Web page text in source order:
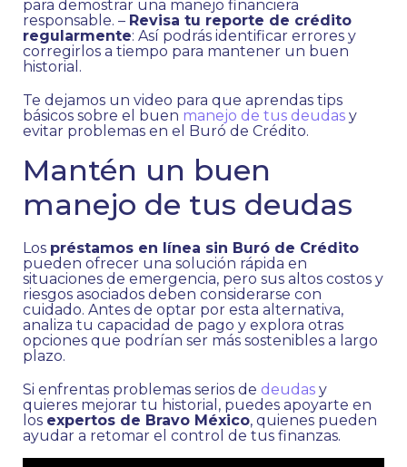
para demostrar una manejo financiera
responsable. – Revisa tu reporte de crédito
regularmente: Así podrás identificar errores y
corregirlos a tiempo para mantener un buen
historial.
Te dejamos un video para que aprendas tips
básicos sobre el buen manejo de tus deudas y
evitar problemas en el Buró de Crédito.
Mantén un buen
manejo de tus deudas
Los préstamos en línea sin Buró de Crédito
pueden ofrecer una solución rápida en
situaciones de emergencia, pero sus altos costos y
riesgos asociados deben considerarse con
cuidado. Antes de optar por esta alternativa,
analiza tu capacidad de pago y explora otras
opciones que podrían ser más sostenibles a largo
plazo.
Si enfrentas problemas serios de deudas y
quieres mejorar tu historial, puedes apoyarte en
los expertos de Bravo México, quienes pueden
ayudar a retomar el control de tus finanzas.